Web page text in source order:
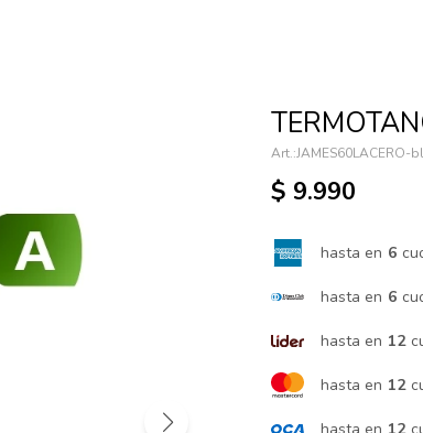
JAMES60LACERO-
$ 9.990
hasta en 6
hasta en 6
hasta en 12
hasta en 12